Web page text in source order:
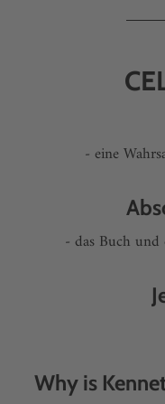
- eine
- das Buch
Why is